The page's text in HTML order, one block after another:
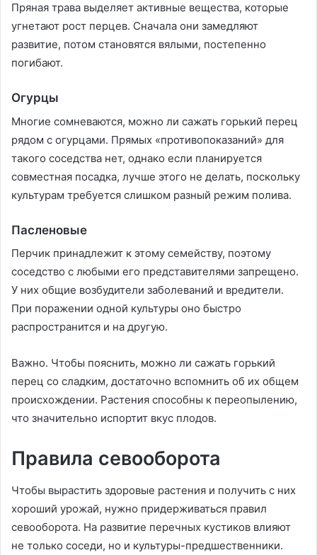
Пряная трава выделяет активные вещества, которые
угнетают рост перцев. Сначала они замедляют
развитие, потом становятся вялыми, постепенно
погибают.
Огурцы
Многие сомневаются, можно ли сажать горький перец
рядом с огурцами. Прямых «противопоказаний» для
такого соседства нет, однако если планируется
совместная посадка, лучше этого не делать, поскольку
культурам требуется слишком разный режим полива.
Пасленовые
Перчик принадлежит к этому семейству, поэтому
соседство с любыми его представителями запрещено.
У них общие возбудители заболеваний и вредители.
При поражении одной культуры оно быстро
распространится и на другую.
Важно. Чтобы пояснить, можно ли сажать горький
перец со сладким, достаточно вспомнить об их общем
происхождении. Растения способны к переопылению,
что значительно испортит вкус плодов.
Правила севооборота
Чтобы вырастить здоровые растения и получить с них
хороший урожай, нужно придерживаться правил
севооборота. На развитие перечных кустиков влияют
не только соседи, но и культуры-предшественники.